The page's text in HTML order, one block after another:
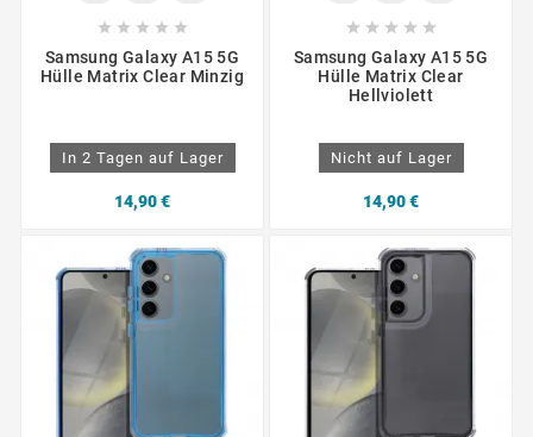
    
Samsung Galaxy A15 5G
Hülle Matrix Clear Minzig
In 2 Tagen auf Lager
14,90 €
    
Samsung Galaxy A15 5G
Hülle Matrix Clear
Hellviolett
Nicht auf Lager
14,90 €